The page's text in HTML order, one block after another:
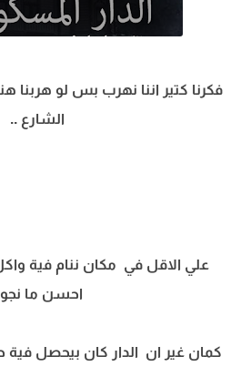
فكرنا كتير اننا نهرب بس لو
الشارع ..
علي الاقل في مكان ننام فية واكل
احسن ما
كمان غير ان الدار كان بيحصل فية